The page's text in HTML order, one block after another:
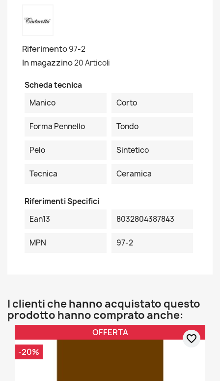
Riferimento97-2
In magazzino20 Articoli
Scheda tecnica
Manico
Corto
Forma Pennello Tondo
Pelo Sintetico
Tecnica Ceramica
Riferimenti Specifici
Ean13
8032804387843
MPN 97-2
I clienti che hanno acquistato questo
prodotto hanno comprato anche:
OFFERTA
-20%
favorite_border